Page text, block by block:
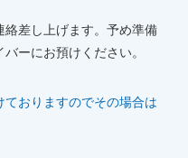
絡差し上げます。予め準備
ーにお預けください。
おりますのでその場合は